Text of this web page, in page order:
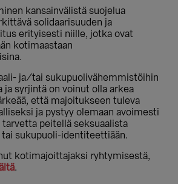
kansainvälistä suojelua
solidaarisuuden ja
erityisesti niille, jotka ovat
kotimaastaan
ja/tai sukupuolivähemmistöihin
ja syrjintä on voinut olla arkea
että majoitukseen tuleva
ja pystyy olemaan avoimesti
peitellä seksuaalista
sukupuoli-identiteettiään.
kotimajoittajaksi ryhtymisestä,
.